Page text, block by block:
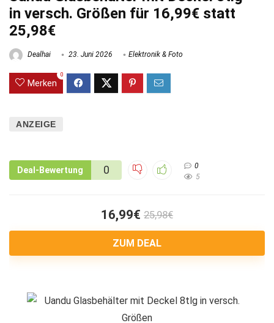
in versch. Größen für 16,99€ statt
25,98€
Dealhai 23. Juni 2026 Elektronik & Foto
Merken
0
ANZEIGE
Deal-Bewertung 0
0
5
16,99€ 25,98€
ZUM DEAL